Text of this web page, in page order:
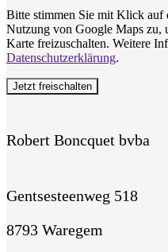
Bitte stimmen Sie mit Klick auf
Nutzung von Google Maps zu,
Karte freizuschalten. Weitere
Datenschutzerklärung.
Jetzt freischalten
Robert Boncquet bvba
Gentsesteenweg 518
8793 Waregem